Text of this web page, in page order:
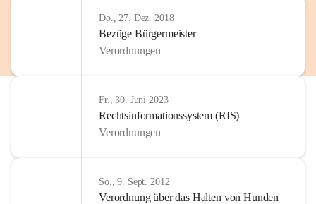
Do., 27. Dez. 2018
Bezüge Bürgermeister
Verordnungen
Fr., 30. Juni 2023
Rechtsinformationssystem (RIS)
Verordnungen
So., 9. Sept. 2012
Verordnung über das Halten von Hunden